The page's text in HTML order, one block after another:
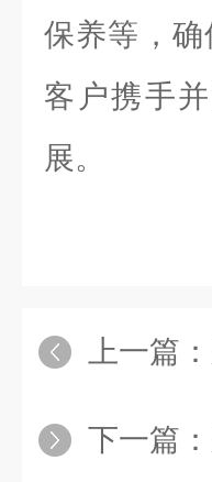
保养等，
客户携手
展。
上一篇：
下一篇：